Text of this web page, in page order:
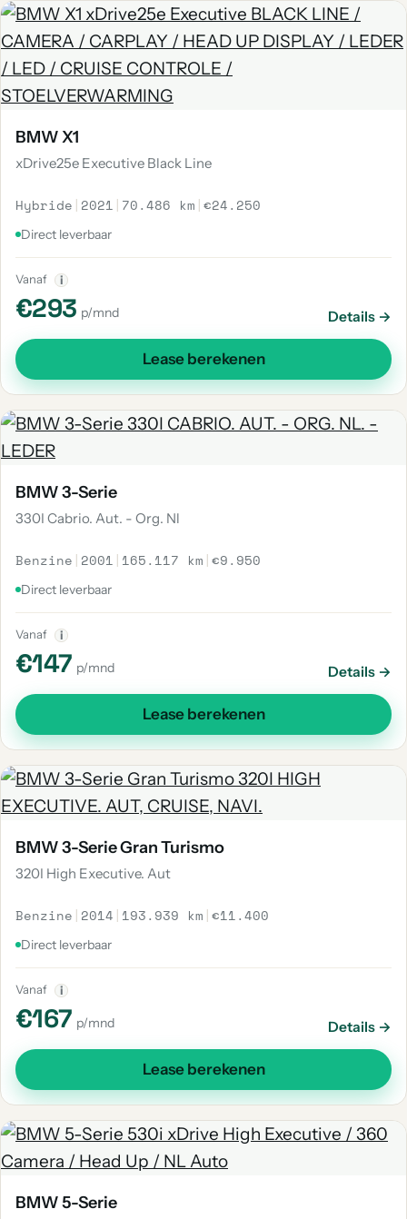
BMW X1
xDrive25e Executive Black Line
Hybride | 2021 | 70.486 km |€24.250
Direct leverbaar
Vanaf i
€293 p/mnd Details →
Lease berekenen
BMW 3-Serie
330I Cabrio. Aut. - Org. Nl
Benzine | 2001 | 165.117 km |€9.950
Direct leverbaar
Vanaf i
€147 p/mnd Details →
Lease berekenen
BMW 3-Serie Gran Turismo
320I High Executive. Aut
Benzine | 2014 | 193.939 km |€11.400
Direct leverbaar
Vanaf i
€167 p/mnd Details →
Lease berekenen
BMW 5-Serie